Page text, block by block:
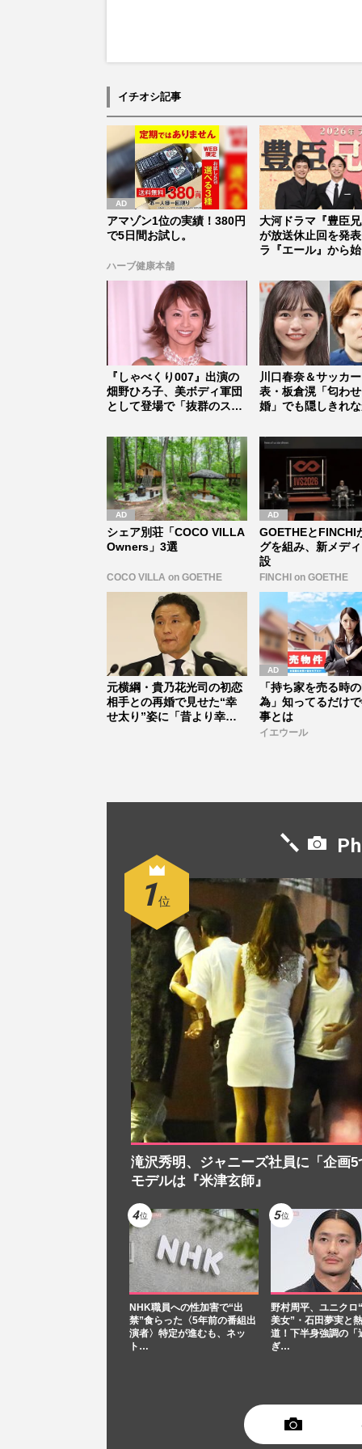
イチオシ記事
アマゾン1位の実績！380円
で5日間お試し。
ハーブ健康本舗
大河ドラマ『豊臣
が放送休止回を発
ラ『エール』から
『しゃべくり007』出演の
畑野ひろ子、美ボディ軍団
として登場で「抜群のスタ
川口春奈＆サッカ
表・板倉滉「匂わ
婚」でも隠しきれ
シェア別荘「COCO VILLA
Owners」3選
COCO VILLA on GOETHE
GOETHEとFINCHI
グを組み、新メデ
設
FINCHI on GOETHE
元横綱・貴乃花光司の初恋
相手との再婚で見せた“幸
せ太り”姿に「昔より幸せ
「持ち家を売る時
為」知ってるだけ
事とは
イエウール
滝沢秀明、ジャニーズ社員に「企画
モデルは『米津玄師』
NHK職員への性加害で“出
禁”食らった〈5年前の番組出
演者〉特定が進むも、ネッ
ト…
野村周平、ユニクロ
美女”・石田夢実と
道！下半身強調の「
ぎ…